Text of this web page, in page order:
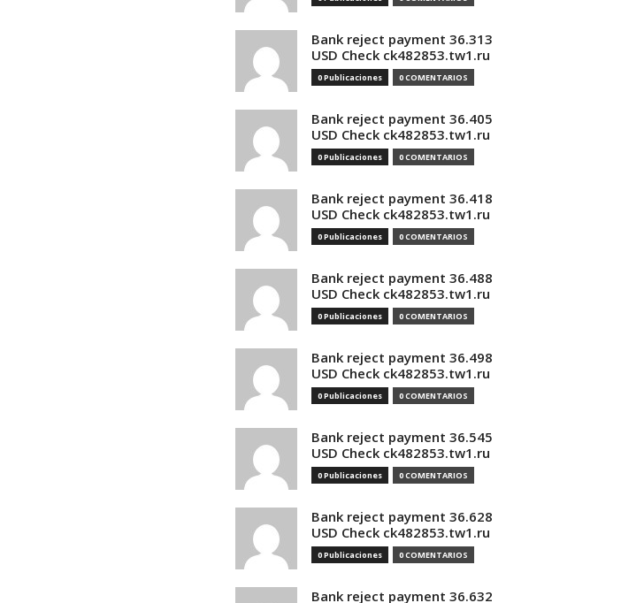
Bank reject payment 36.313
USD Check ck482853.tw1.ru
0 Publicaciones 0 COMENTARIOS
Bank reject payment 36.405
USD Check ck482853.tw1.ru
0 Publicaciones 0 COMENTARIOS
Bank reject payment 36.418
USD Check ck482853.tw1.ru
0 Publicaciones 0 COMENTARIOS
Bank reject payment 36.488
USD Check ck482853.tw1.ru
0 Publicaciones 0 COMENTARIOS
Bank reject payment 36.498
USD Check ck482853.tw1.ru
0 Publicaciones 0 COMENTARIOS
Bank reject payment 36.545
USD Check ck482853.tw1.ru
0 Publicaciones 0 COMENTARIOS
Bank reject payment 36.628
USD Check ck482853.tw1.ru
0 Publicaciones 0 COMENTARIOS
Bank reject payment 36.632